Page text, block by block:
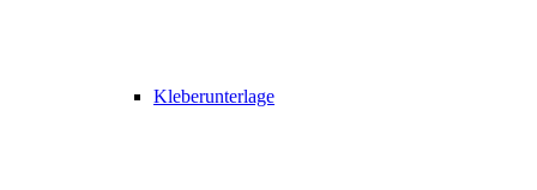
Kleberunterlage